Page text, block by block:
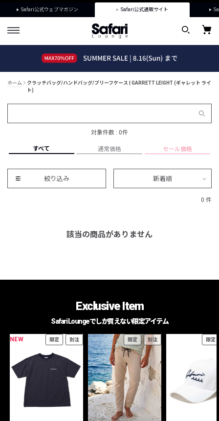
Safari公式ウェブマガジン Safari公式通販サイト
ホーム
クラッチバッグ/ハンドバッグ/ブリーフケース | GARRETT LEIGHT (ギャレット ライ
ト)
対象件数 : 0件
すべて 通常価格 セール価格
絞り込み 新着順
0 件
該当の商品がありません
Exclusive Item
Safari Loungeでしか買えない限定アイテム
NEW 限定 別注 限定 別注 限定